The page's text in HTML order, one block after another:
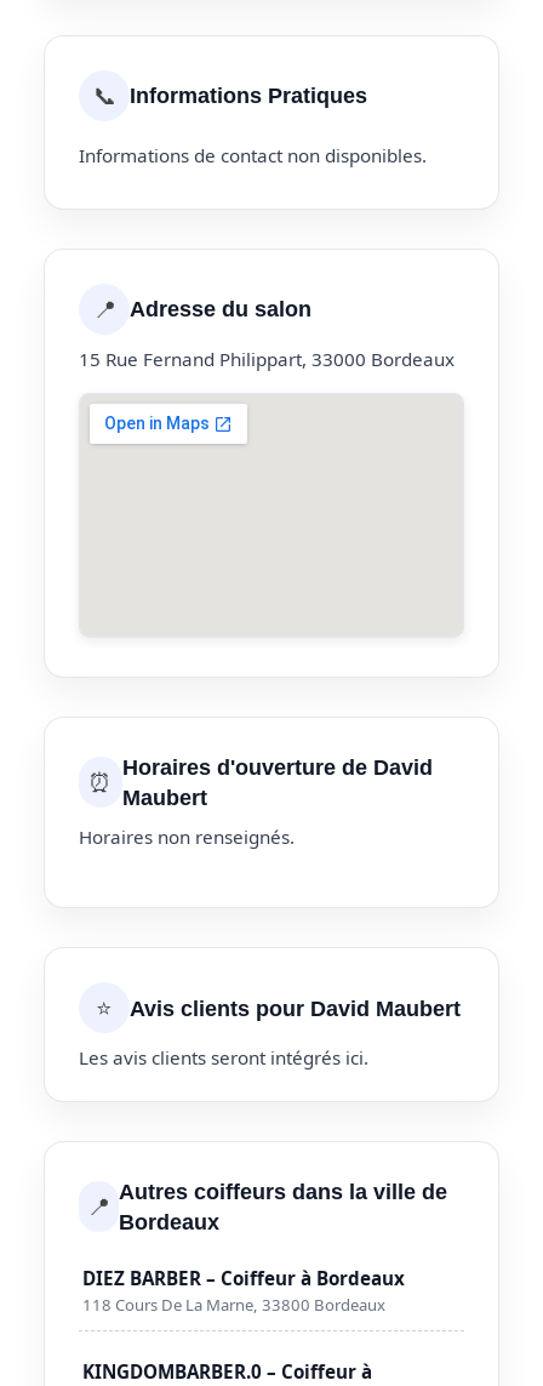
📞 Informations Pratiques
Informations de contact non disponibles.
📍 Adresse du salon
15 Rue Fernand Philippart, 33000 Bordeaux
⏰
Horaires d'ouverture de David
Maubert
Horaires non renseignés.
⭐ Avis clients pour David Maubert
Les avis clients seront intégrés ici.
📍 Autres coiffeurs dans la ville de
Bordeaux
DIEZ BARBER – Coiffeur à Bordeaux
118 Cours De La Marne, 33800 Bordeaux
KINGDOMBARBER.0 – Coiffeur à